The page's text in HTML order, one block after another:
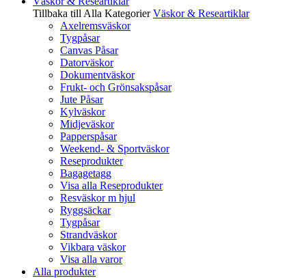
Tillbaka till Alla Kategorier Väskor & Researtiklar
Axelremsväskor
Tygpåsar
Canvas Påsar
Datorväskor
Dokumentväskor
Frukt- och Grönsakspåsar
Jute Påsar
Kylväskor
Midjeväskor
Papperspåsar
Weekend- & Sportväskor
Reseprodukter
Bagagetagg
Visa alla Reseprodukter
Resväskor m hjul
Ryggsäckar
Tygpåsar
Strandväskor
Vikbara väskor
Visa alla varor
Alla produkter